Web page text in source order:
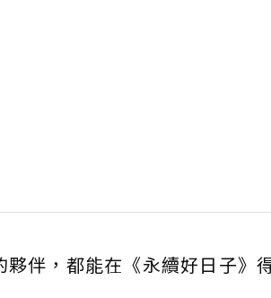
伴，都能在《永續好日子》